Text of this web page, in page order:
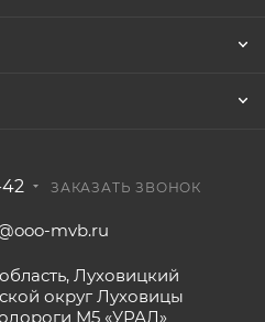
42 ЗАКАЗАТЬ ЗВОНОК
mvb.ru
Луховицкий
округ Луховицы
М5 «УРАЛ»